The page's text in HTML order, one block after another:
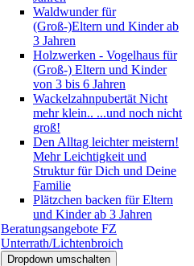
Waldwunder für
(Groß-)Eltern und Kinder ab
3 Jahren
Holzwerken - Vogelhaus für
(Groß-) Eltern und Kinder
von 3 bis 6 Jahren
Wackelzahnpubertät Nicht
mehr klein.. ...und noch nicht
groß!
Den Alltag leichter meistern!
Mehr Leichtigkeit und
Struktur für Dich und Deine
Familie
Plätzchen backen für Eltern
und Kinder ab 3 Jahren
Beratungsangebote FZ
Unterrath/Lichtenbroich
Dropdown umschalten